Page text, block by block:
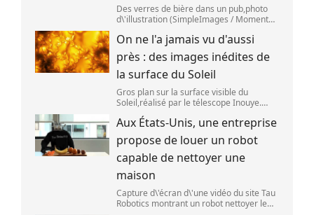
Des verres de bière dans un pub,photo
d\'illustration (SimpleImages / Moment
alcoolisée du monde. Les premières
traces de bière ont été retrouvées ch
On ne l'a jamais vu d'aussi
près : des images inédites de
la surface du Soleil
Gros plan sur la surface visible du
Soleil,réalisé par le télescope Inouye.
(NSF/NSO/AURA/MPS) Certains se
préparent peut-être à photographier le
mieux possible l\'éclipse solaire,prévue le
1
Aux États-Unis, une entreprise
propose de louer un robot
capable de nettoyer une
maison
Capture d\'écran d\'une vidéo du site Tau
Robotics montrant un robot nettoyer le